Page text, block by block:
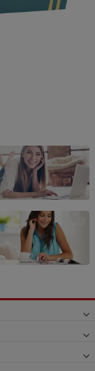
Funktionale
Statistik Cookies